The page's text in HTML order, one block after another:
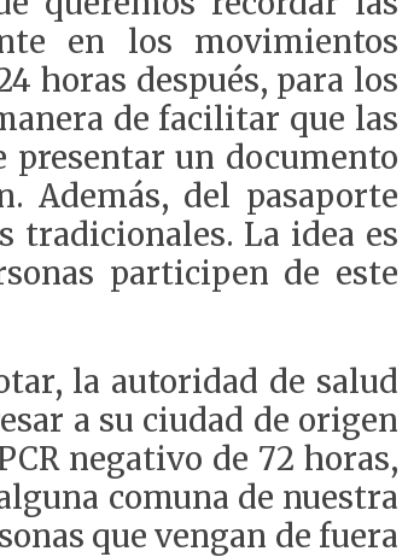
en los movimientos
horas después, para los
de facilitar que las
presentar un documento
Además, del pasaporte
tradicionales. La idea es
participen de este
la autoridad de salud
a su ciudad de origen
negativo de 72 horas,
comuna de nuestra
que vengan de fuera